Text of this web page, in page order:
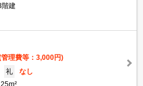
階建
管理費等：3,000円)
礼
なし
25m²